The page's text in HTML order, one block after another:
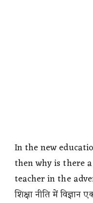
In the new
then why is there
teacher in the
शिक्षा नीति में विज्ञान